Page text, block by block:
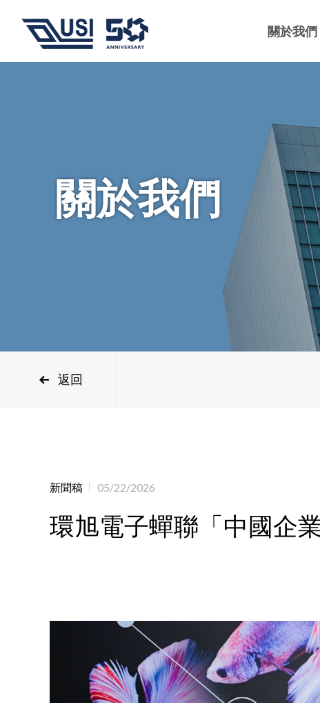
關於我們
關於我們
返回
新聞稿 05/22/2026
環旭電子蟬聯「中國企